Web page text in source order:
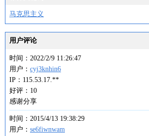
马克思主义
用户评论
时间：2022/2/9 11:26:47
用户： cyj3knhin6
IP：115.53.17.**
好评：10
感谢分享
时间：2015/4/13 19:38:29
用户： se6fiwnwam